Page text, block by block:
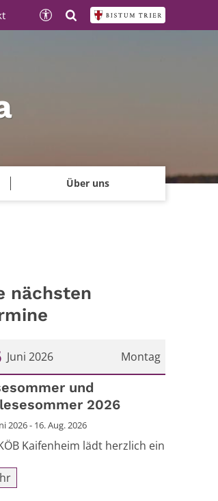
Über uns
nächsten
Montag
Juni 2026
15. Juni 2026
und
2026
2026 - 16. Aug. 2026
Kaifenheim lädt herzlich ein